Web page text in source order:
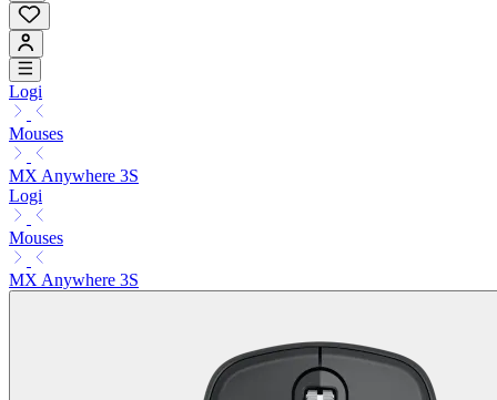
Logi
Mouses
MX Anywhere 3S
Logi
Mouses
MX Anywhere 3S